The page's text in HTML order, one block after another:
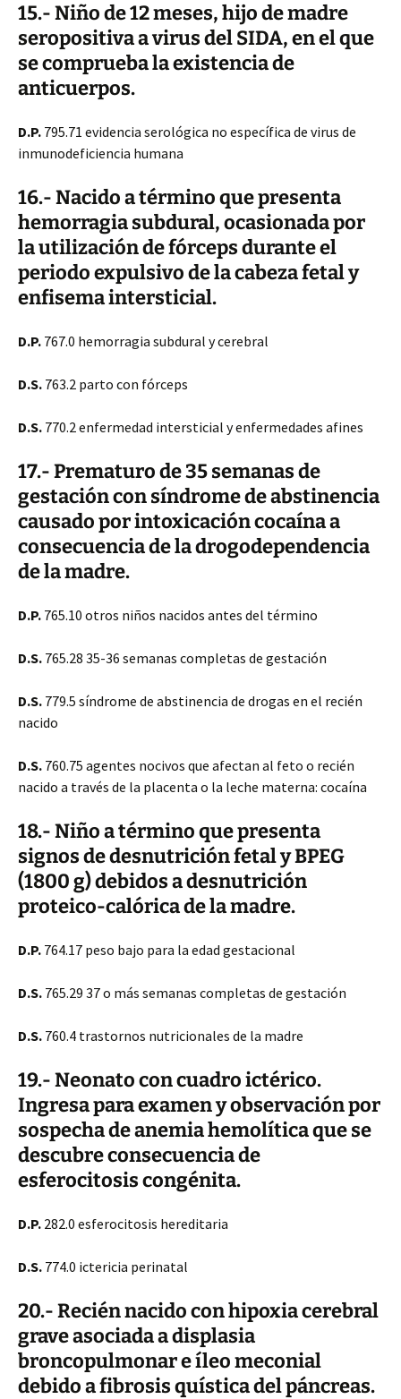
15.- Niño de 12 meses, hijo de madre
seropositiva a virus del SIDA, en el que
se comprueba la existencia de
anticuerpos.
D.P. 795.71 evidencia serológica no específica de virus de
inmunodeficiencia humana
16.- Nacido a término que presenta
hemorragia subdural, ocasionada por
la utilización de fórceps durante el
periodo expulsivo de la cabeza fetal y
enfisema intersticial.
D.P. 767.0 hemorragia subdural y cerebral
D.S. 763.2 parto con fórceps
D.S. 770.2 enfermedad intersticial y enfermedades afines
17.- Prematuro de 35 semanas de
gestación con síndrome de abstinencia
causado por intoxicación cocaína a
consecuencia de la drogodependencia
de la madre.
D.P. 765.10 otros niños nacidos antes del término
D.S. 765.28 35-36 semanas completas de gestación
D.S. 779.5 síndrome de abstinencia de drogas en el recién
nacido
D.S. 760.75 agentes nocivos que afectan al feto o recién
nacido a través de la placenta o la leche materna: cocaína
18.- Niño a término que presenta
signos de desnutrición fetal y BPEG
(1800 g) debidos a desnutrición
proteico-calórica de la madre.
D.P. 764.17 peso bajo para la edad gestacional
D.S. 765.29 37 o más semanas completas de gestación
D.S. 760.4 trastornos nutricionales de la madre
19.- Neonato con cuadro ictérico.
Ingresa para examen y observación por
sospecha de anemia hemolítica que se
descubre consecuencia de
esferocitosis congénita.
D.P. 282.0 esferocitosis hereditaria
D.S. 774.0 ictericia perinatal
20.- Recién nacido con hipoxia cerebral
grave asociada a displasia
broncopulmonar e íleo meconial
debido a fibrosis quística del páncreas.